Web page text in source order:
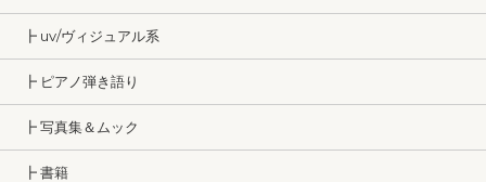
┣ uv/ヴィジュアル系
┣ ピアノ弾き語り
┣ 写真集＆ムック
┣ 書籍